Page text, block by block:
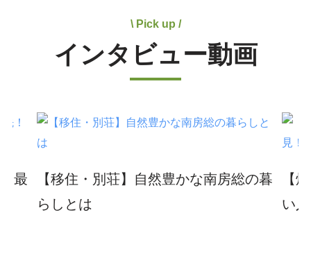
\ Pick up /
インタビュー動画
最
【移住・別荘】自然豊かな南房総の暮
らしとは
【
い